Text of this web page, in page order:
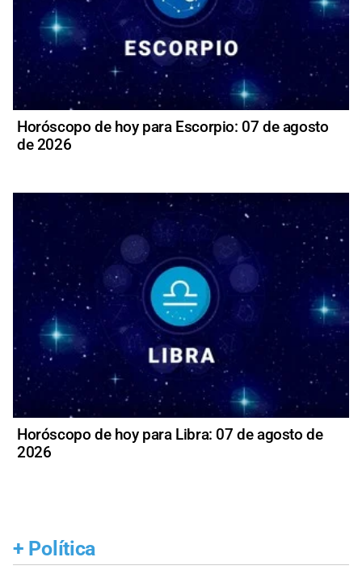
Horóscopo de hoy para Escorpio: 07 de agosto
de 2026
Horóscopo de hoy para Libra: 07 de agosto de
2026
+ Política